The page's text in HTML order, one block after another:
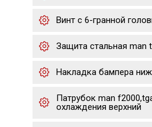
Винт с 6-гранной
Защита стальная man
Накладка бампера
Патрубок man
охлаждения верхний